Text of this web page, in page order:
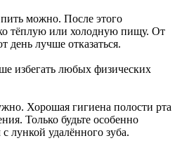
пить можно. После этого
тёплую или холодную пищу. От
день лучше отказаться.
избегать любых физических
Хорошая гигиена полости рта
Только будьте особенно
лункой удалённого зуба.